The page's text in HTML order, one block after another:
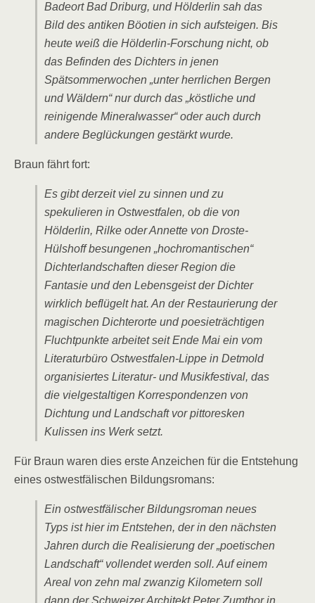
Badeort Bad Driburg, und Hölderlin sah das
Bild des antiken Böotien in sich aufsteigen. Bis
heute weiß die Hölderlin-Forschung nicht, ob
das Befinden des Dichters in jenen
Spätsommerwochen „unter herrlichen Bergen
und Wäldern“ nur durch das „köstliche und
reinigende Mineralwasser“ oder auch durch
andere Beglückungen gestärkt wurde.
Braun fährt fort:
Es gibt derzeit viel zu sinnen und zu
spekulieren in Ostwestfalen, ob die von
Hölderlin, Rilke oder Annette von Droste-
Hülshoff besungenen „hochromantischen“
Dichterlandschaften dieser Region die
Fantasie und den Lebensgeist der Dichter
wirklich beflügelt hat. An der Restaurierung der
magischen Dichterorte und poesieträchtigen
Fluchtpunkte arbeitet seit Ende Mai ein vom
Literaturbüro Ostwestfalen-Lippe in Detmold
organisiertes Literatur- und Musikfestival, das
die vielgestaltigen Korrespondenzen von
Dichtung und Landschaft vor pittoresken
Kulissen ins Werk setzt.
Für Braun waren dies erste Anzeichen für die Entstehung
eines ostwestfälischen Bildungsromans:
Ein ostwestfälischer Bildungsroman neues
Typs ist hier im Entstehen, der in den nächsten
Jahren durch die Realisierung der „poetischen
Landschaft“ vollendet werden soll. Auf einem
Areal von zehn mal zwanzig Kilometern soll
dann der Schweizer Architekt Peter Zumthor in